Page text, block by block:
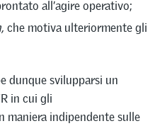
all’agire operativo;
che motiva ulteriormente gli
dunque svilupparsi un
in cui gli
maniera indipendente sulle